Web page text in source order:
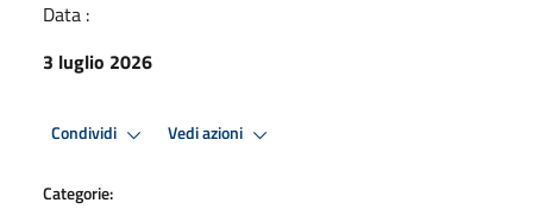
Data :
3 luglio 2026
Condividi Vedi azioni
Categorie: